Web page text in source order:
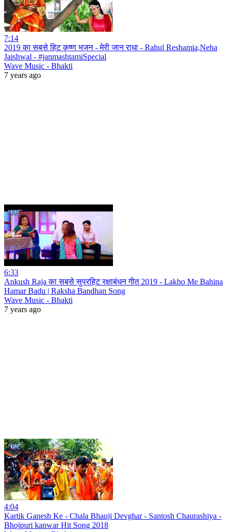
7:14
2019 का सबसे हिट कृष्ण भजन - मेरी जान राधा - Rahul Reshamia,Neha
Jaishwal - #janmashtamiSpecial
Wave Music - Bhakti
7 years ago
6:33
Ankush Raja का सबसे सुपरहिट रक्षाबंधन गीत 2019 - Lakho Me Bahina
Hamar Badu | Raksha Bandhan Song
Wave Music - Bhakti
7 years ago
4:04
Kartik Ganesh Ke - Chala Bhauji Devghar - Santosh Chaurashiya -
Bhojpuri kanwar Hit Song 2018